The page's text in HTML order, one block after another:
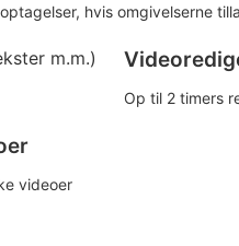
hvis omgivelserne
Op til 2 timers
videoer